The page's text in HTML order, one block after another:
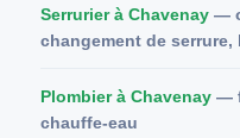
Serrurier à Chavenay —
changement de serrure,
Plombier à Chavenay —
chauffe-eau